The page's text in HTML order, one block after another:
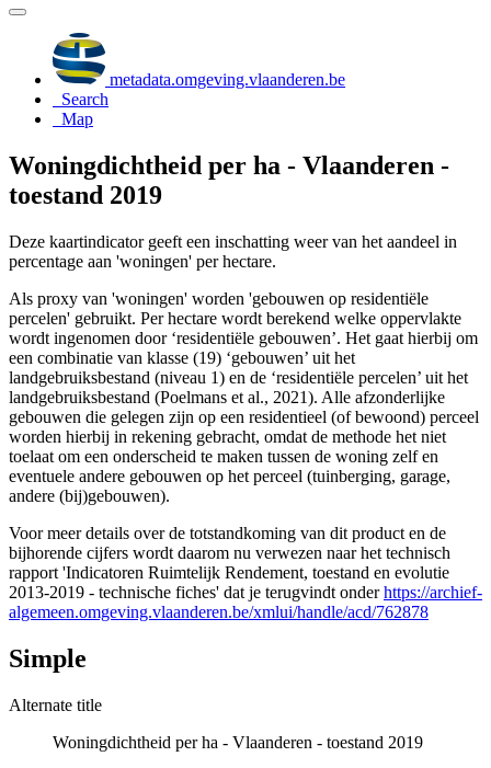
metadata.omgeving.vlaanderen.be
Search
Map
Woningdichtheid per ha - Vlaanderen -
toestand 2019
Deze kaartindicator geeft een inschatting weer van het aandeel in
percentage aan 'woningen' per hectare.
Als proxy van 'woningen' worden 'gebouwen op residentiële
percelen' gebruikt. Per hectare wordt berekend welke oppervlakte
wordt ingenomen door ‘residentiële gebouwen’. Het gaat hierbij om
een combinatie van klasse (19) ‘gebouwen’ uit het
landgebruiksbestand (niveau 1) en de ‘residentiële percelen’ uit het
landgebruiksbestand (Poelmans et al., 2021). Alle afzonderlijke
gebouwen die gelegen zijn op een residentieel (of bewoond) perceel
worden hierbij in rekening gebracht, omdat de methode het niet
toelaat om een onderscheid te maken tussen de woning zelf en
eventuele andere gebouwen op het perceel (tuinberging, garage,
andere (bij)gebouwen).
Voor meer details over de totstandkoming van dit product en de
bijhorende cijfers wordt daarom nu verwezen naar het technisch
rapport 'Indicatoren Ruimtelijk Rendement, toestand en evolutie
2013-2019 - technische fiches' dat je terugvindt onderhttps://archief-
algemeen.omgeving.vlaanderen.be/xmlui/handle/acd/762878
Simple
Alternate title
Woningdichtheid per ha - Vlaanderen - toestand 2019